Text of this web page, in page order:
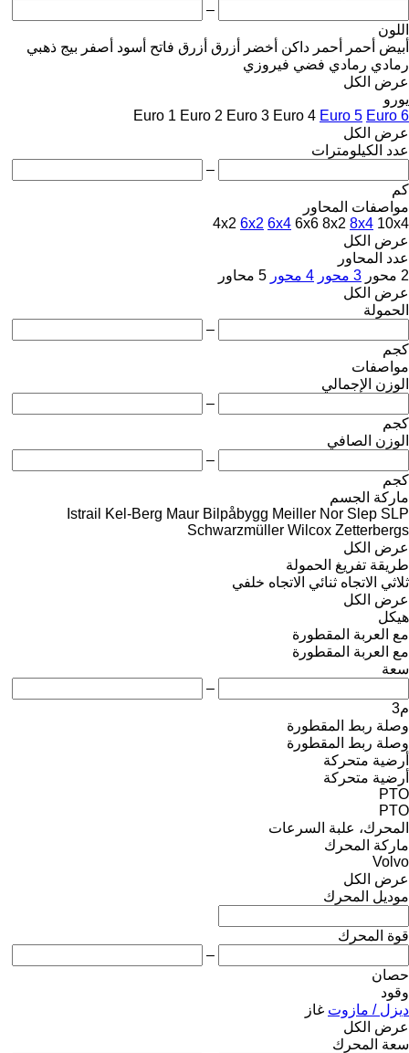
–
اللون
أبيض أحمر أحمر داكن أخضر أزرق أزرق فاتح أسود أصفر بيج ذهبي
رمادي رمادي فضي فيروزي
عرض الكل
يورو
Euro 1 Euro 2 Euro 3 Euro 4 Euro 5 Euro 6
عرض الكل
عدد الكيلومترات
–
كم
مواصفات المحاور
4x2 6x2 6x4 6x6 8x2 8x4 10x4
عرض الكل
عدد المحاور
2 محور
3 محور 4 محور
5 محاور
عرض الكل
الحمولة
–
كجم
مواصفات
الوزن الإجمالي
–
كجم
الوزن الصافي
–
كجم
ماركة الجسم
Istrail
Kel-Berg Maur Bilpåbygg Meiller Nor Slep SLP
Schwarzmüller Wilcox Zetterbergs
عرض الكل
طريقة تفريغ الحمولة
ثلاثي الاتجاه ثنائي الاتجاه خلفي
عرض الكل
هيكل
مع العربة المقطورة
مع العربة المقطورة
سعة
–
م3
وصلة ربط المقطورة
وصلة ربط المقطورة
أرضية متحركة
أرضية متحركة
PTO
PTO
المحرك، علبة السرعات
ماركة المحرك
Volvo
عرض الكل
موديل المحرك
قوة المحرك
–
حصان
وقود
ديزل / مازوت غاز
عرض الكل
سعة المحرك